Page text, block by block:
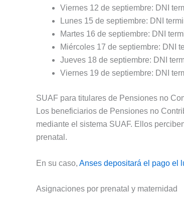
Viernes 12 de septiembre: DNI
Lunes 15 de septiembre: DNI
Martes 16 de septiembre: DNI
Miércoles 17 de septiembre: DNI
Jueves 18 de septiembre: DNI
Viernes 19 de septiembre: DNI
SUAF para titulares de Pensiones no
Los beneficiarios de Pensiones no
mediante el sistema SUAF. Ellos
prenatal.
En su caso, Anses depositará el pago el
Asignaciones por prenatal y maternidad